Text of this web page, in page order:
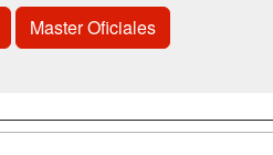
Master Oficiales